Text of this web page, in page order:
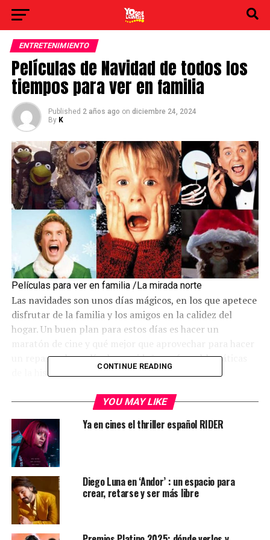
ENTRETENIMIENTO
Películas de Navidad de todos los
tiempos para ver en familia
Published 2 años ago on diciembre 24, 2024
By K
Películas para ver en familia /La mirada norte
Las navidades son unos días mágicos, en los que apetece
disfrutar de la familia y los amigos en la calidez del
hogar. Un buen plan para estos días es hacer un
maratón de cine y qué mejor que aprovechar para hacer
un repaso a las películas navideñas más emblemáticas
de la historia del cine.
Contenidos de la entrada
El Grinch
Pesadilla antes de navidad
Eduardo Manostijeras
Solo en casa
CONTINUE READING
YOU MAY LIKE
Ya en cines el thriller español RIDER
Diego Luna en ‘Andor’ : un espacio para
crear, retarse y ser más libre